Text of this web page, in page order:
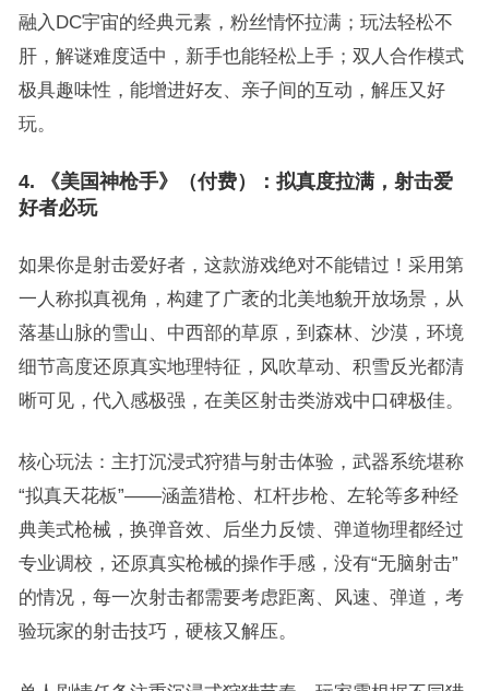
融入DC宇宙的经典元素，粉丝情怀拉满；玩法轻松不
肝，解谜难度适中，新手也能轻松上手；双人合作模式
极具趣味性，能增进好友、亲子间的互动，解压又好
玩。
4. 《美国神枪手》（付费）：拟真度拉满，射击爱
好者必玩
如果你是射击爱好者，这款游戏绝对不能错过！采用第
一人称拟真视角，构建了广袤的北美地貌开放场景，从
落基山脉的雪山、中西部的草原，到森林、沙漠，环境
细节高度还原真实地理特征，风吹草动、积雪反光都清
晰可见，代入感极强，在美区射击类游戏中口碑极佳。
核心玩法：主打沉浸式狩猎与射击体验，武器系统堪称
“拟真天花板”——涵盖猎枪、杠杆步枪、左轮等多种经
典美式枪械，换弹音效、后坐力反馈、弹道物理都经过
专业调校，还原真实枪械的操作手感，没有“无脑射击”
的情况，每一次射击都需要考虑距离、风速、弹道，考
验玩家的射击技巧，硬核又解压。